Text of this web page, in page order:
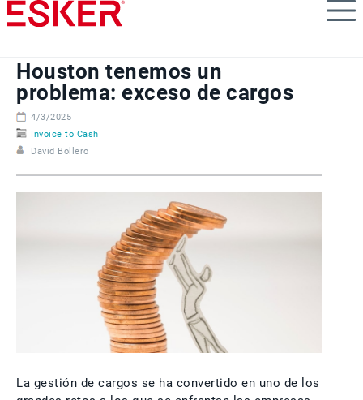
Skip
to
content
Houston tenemos un
problema: exceso de cargos
4/3/2025
Invoice to Cash
David Bollero
La gestión de cargos se ha convertido en uno de los